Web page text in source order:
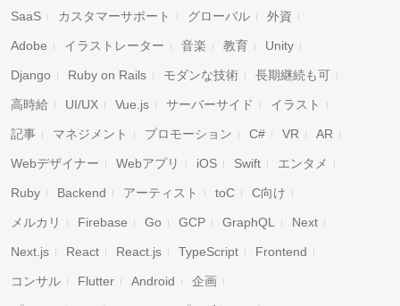
SaaS カスタマーサポート グローバル 外資
Adobe イラストレーター 音楽 教育 Unity
Django Ruby on Rails モダンな技術 長期継続も可
高時給 UI/UX Vue.js サーバーサイド イラスト
記事 マネジメント プロモーション C# VR AR
Webデザイナー Webアプリ iOS Swift エンタメ
Ruby Backend アーティスト toC C向け
メルカリ Firebase Go GCP GraphQL Next
Next.js React React.js TypeScript Frontend
コンサル Flutter Android 企画